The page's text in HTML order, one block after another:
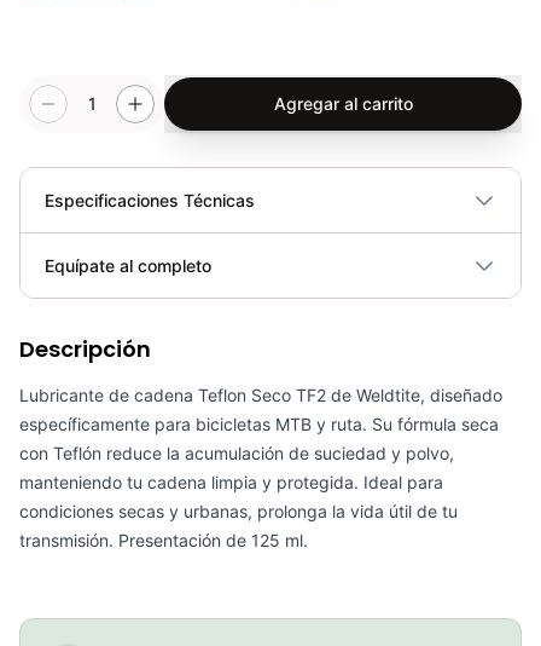
1 Agregar al carrito
Especificaciones Técnicas
Plegable No
Equípate al completo
COP 33,000.00
Combo Grasa Ultimate Tf2 125l Weldtite+Pistola Aplicadora Ciclismo
COP 89,900.00
Descripción
Lubricante de cadena Teflon Seco TF2 de Weldtite, diseñado
específicamente para bicicletas MTB y ruta. Su fórmula seca
con Teflón reduce la acumulación de suciedad y polvo,
manteniendo tu cadena limpia y protegida. Ideal para
condiciones secas y urbanas, prolonga la vida útil de tu
transmisión. Presentación de 125 ml.